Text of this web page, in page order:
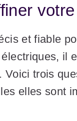
et fiable
il
Voici trois
elles sont